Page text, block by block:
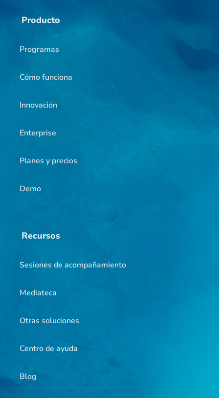
Producto
Programas
Cómo funciona
Innovación
Enterprise
Planes y precios
Demo
Recursos
Sesiones de acompañamiento
Mediateca
Otras soluciones
Centro de ayuda
Blog